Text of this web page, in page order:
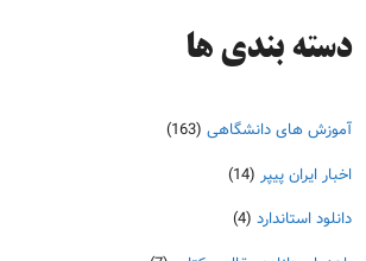
دسته‌ بندی ها
آموزش های دانشگاهی (163)
اخبار ایران پیپر (14)
دانلود استاندارد (4)